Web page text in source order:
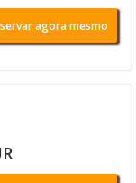
agora mesmo